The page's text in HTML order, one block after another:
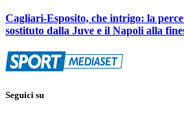
Cagliari-Esposito, che intrigo: la
sostituto dalla Juve e il Napoli alla
Seguici su